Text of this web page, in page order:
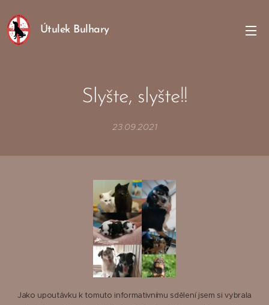
Útulek Bulhary
Slyšte, slyšte!!
23.09.2021
Jako upoutávku k tomuto informativnímu sdělení jsem si vybrala